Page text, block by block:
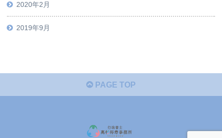
2020年2月
2019年9月
PAGE TOP